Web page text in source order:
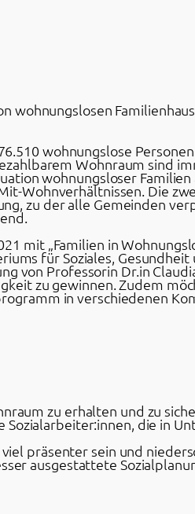
wohnungslosen
wohnungslose
Wohnraum sind
wohnungsloser
Wohnverhältnissen. Die
zu der alle Gemeinden
mit „Familien in
für Soziales, Gesundheit
von Professorin Dr.in
zu gewinnen. Zudem
in verschiedenen
zu erhalten und zu
die in
präsenter sein und
ausgestattete